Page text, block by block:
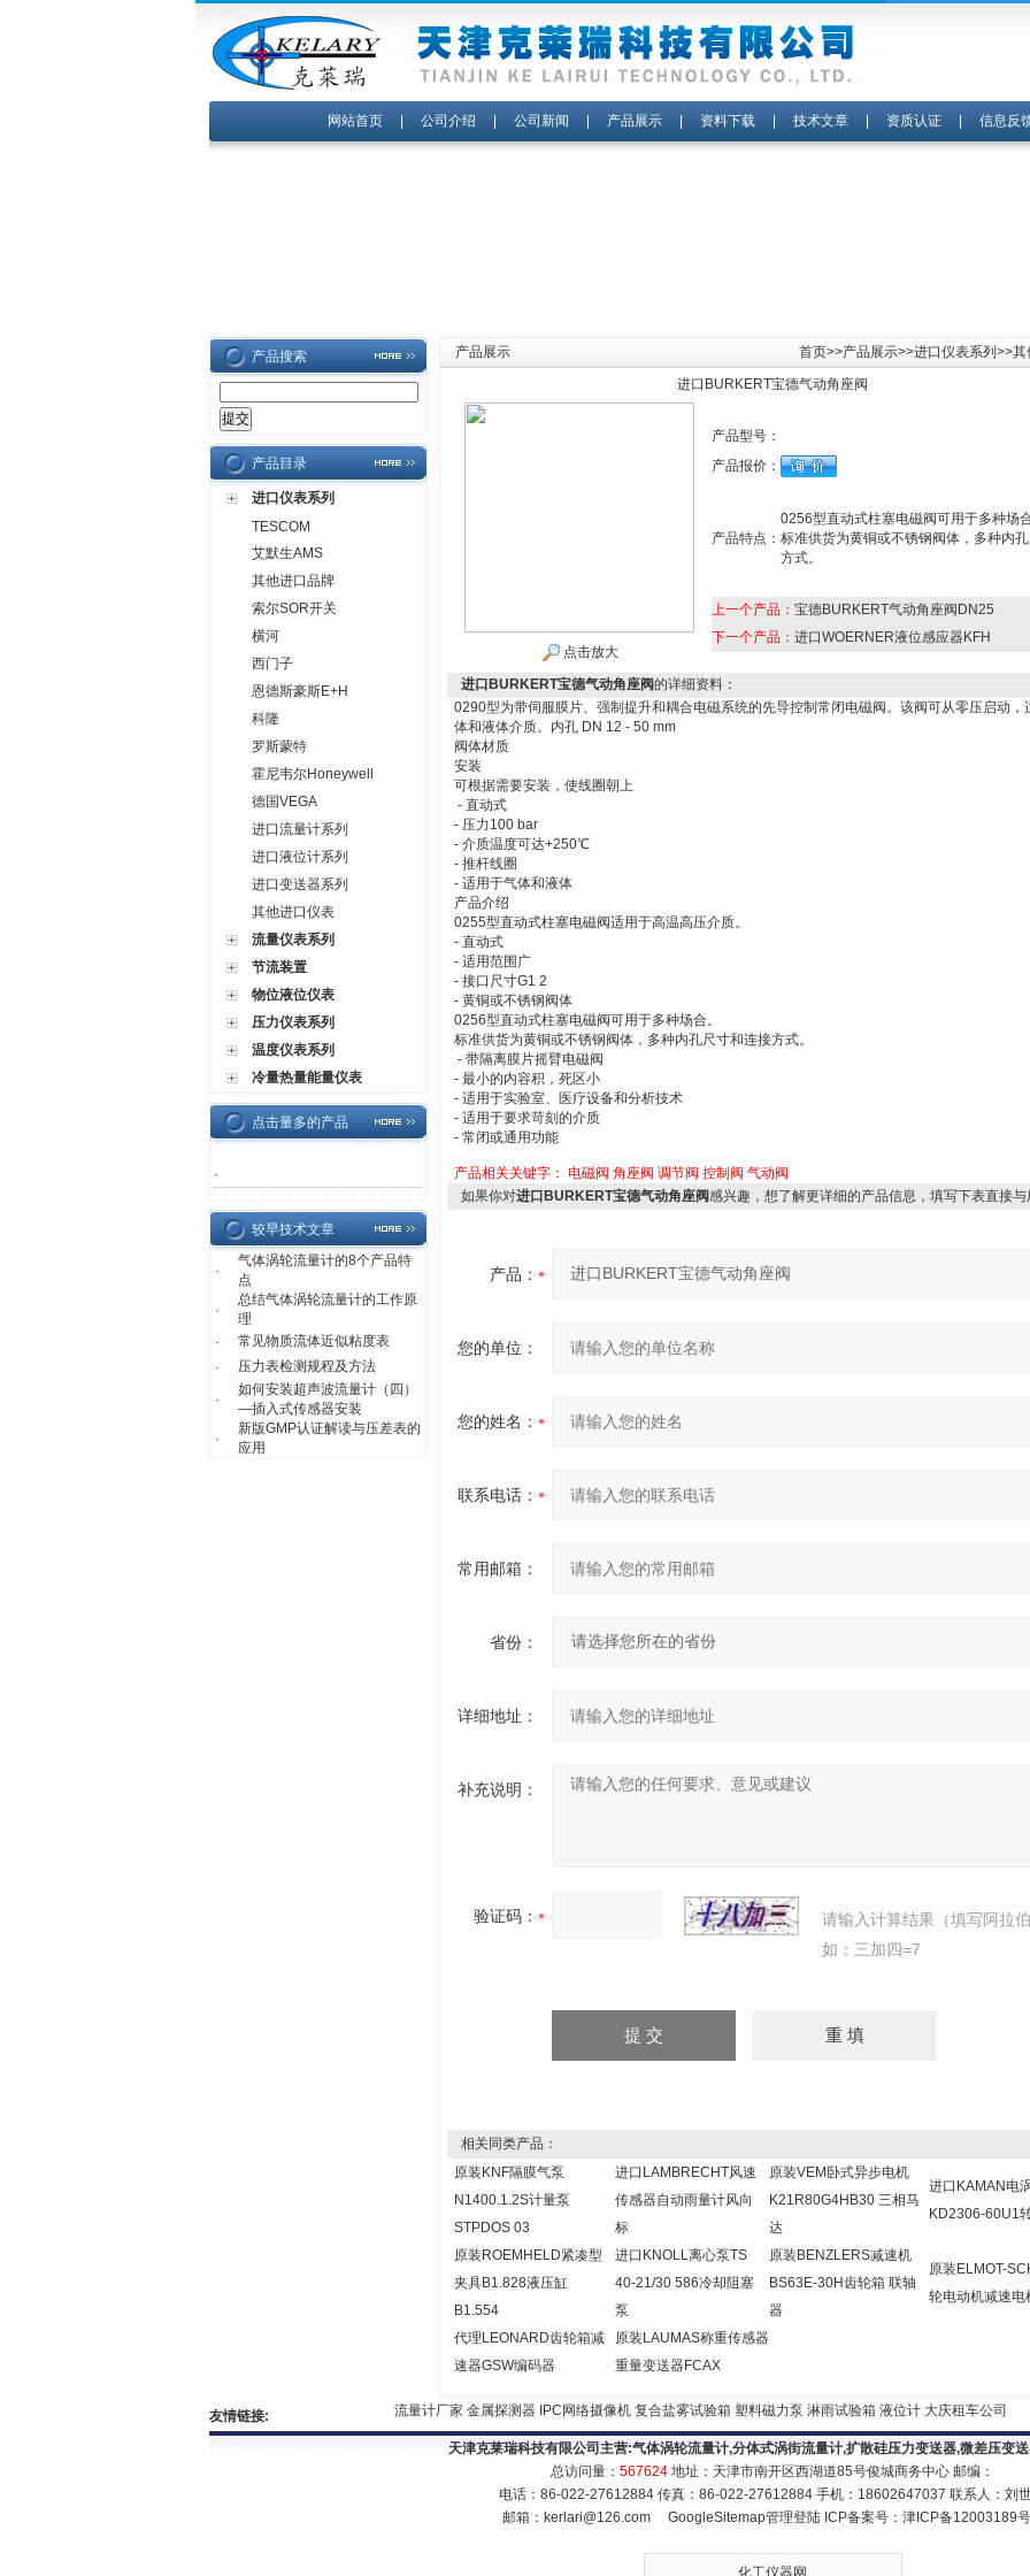
网站首页| 公司介绍 公司新闻 产品展示| 资料下载| 技术文章| 资质认证| 信息反
产品搜索
产品目录
进口仪表系列
TESCOM
艾默生AMS
其他进口品牌
索尔SOR开关
横河
西门子
恩德斯豪斯E+H
科隆
罗斯蒙特
霍尼韦尔Honeywell
德国VEGA
进口流量计系列
进口液位计系列
进口变送器系列
其他进口仪表
流量仪表系列
节流装置
物位液位仪表
压力仪表系列
温度仪表系列
冷量热量能量仪表
点击量多的产品
·
较早技术文章
·
气体涡轮流量计的8个产品特
点
·
总结气体涡轮流量计的工作原
理
·
常见物质流体近似粘度表
·
压力表检测规程及方法
·
如何安装超声波流量计（四）
—插入式传感器安装
·
新版GMP认证解读与压差表的
应用
产品展示 首页>>产品展示>>进口仪表系列 >>其
进口BURKERT宝德气动角座阀
点击放大
产品型号：
产品报价：
产品特点：
0256型直动式柱塞电磁阀可用于多种场合
标准供货为黄铜或不锈钢阀体，多种内
方式。
上一个产品： 宝德BURKERT气动角座阀DN25
下一个产品： 进口WOERNER液位感应器KFH
进口BURKERT宝德气动角座阀的详细资料：
0290型为带伺服膜片、强制提升和耦合电磁系统的先导控制常闭电磁阀。该阀可从零压启动，
体和液体介质。内孔 DN 12 - 50 mm
阀体材质
安装
可根据需要安装，使线圈朝上
- 直动式
- 压力100 bar
- 介质温度可达+250℃
- 推杆线圈
- 适用于气体和液体
产品介绍
0255型直动式柱塞电磁阀适用于高温高压介质。
- 直动式
- 适用范围广
- 接口尺寸G1 2
- 黄铜或不锈钢阀体
0256型直动式柱塞电磁阀可用于多种场合。
标准供货为黄铜或不锈钢阀体，多种内孔尺寸和连接方式。
- 带隔离膜片摇臂电磁阀
- 最小的内容积，死区小
- 适用于实验室、医疗设备和分析技术
- 适用于要求苛刻的介质
- 常闭或通用功能
产品相关关键字： 电磁阀 角座阀 调节阀 控制阀 气动阀
如果你对进口BURKERT宝德气动角座阀感兴趣，想了解更详细的产品信息，填写下表直接与
产品：
您的单位：
您的姓名：
联系电话：
常用邮箱：
省份：
详细地址：
补充说明：
验证码：
请输入计算结果（填写阿拉伯
如：三加四=7
相关同类产品：
原装KNF隔膜气泵
N1400.1.2S计量泵
STPDOS 03
进口LAMBRECHT风速
传感器自动雨量计风向
标
原装VEM卧式异步电机
K21R80G4HB30 三相马
达
进口KAMAN电
KD2306-60U1
原装ROEMHELD紧凑型
夹具B1.828液压缸
B1.554
进口KNOLL离心泵TS
40-21/30 586冷却阻塞
泵
原装BENZLERS减速机
BS63E-30H齿轮箱 联轴
器
原装ELMOT-
轮电动机减速电
代理LEONARD齿轮箱减
速器GSW编码器
原装LAUMAS称重传感器
重量变送器FCAX
友情链接: 流量计厂家金属探测器IPC网络摄像机复合盐雾试验箱塑料磁力泵淋雨试验箱液位计大庆租车公司
天津克莱瑞科技有限公司主营:气体涡轮流量计,分体式涡街流量计,扩散硅压力变送器,微差压变
总访问量： 567624 地址：天津市南开区西湖道85号俊城商务中心 邮编：
电话：86-022-27612884 传真：86-022-27612884 手机：18602647037 联系人：刘
邮箱： kerlari@126.com GoogleSitemap管理登陆ICP备案号： 津ICP备12003189
化工仪器网